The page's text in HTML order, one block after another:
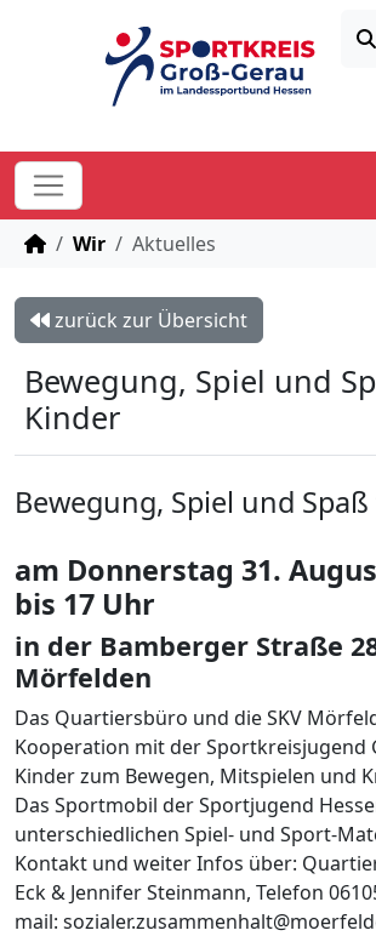
STARTSEITE
Wir Aktuelles
zurück zur Übersicht
Bewegung, Spiel und
Kinder
Bewegung, Spiel und
am Donnerstag 31.
bis 17 Uhr
in der Bamberger Straße
Mörfelden
Das Quartiersbüro und die SKV
Kooperation mit der Sportkreisjugend
Kinder zum Bewegen, Mitspielen und
Das Sportmobil der Sportjugend
unterschiedlichen Spiel- und Sport-
Kontakt und weiter Infos über:
Eck & Jennifer Steinmann, Telefon
mail: